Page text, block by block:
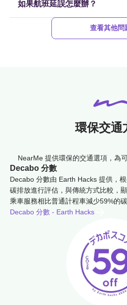
外，總長度超過200厘米的行李不
免費攜帶一件，第二件及以上需額
如果航班延誤怎麼辦？
因為有其他乘客，也無法等候。但
消費是免費的。
詳情請查看這裡
查看其他問
環保交通
NearMe 提供環保的交通選項，為
Decabo 分數
Decabo 分數由 Earth Hacks 提供，
碳排放進行評估，與傳統方式比較，
乘車服務相比普通計程車減少59%的碳
Decabo 分數 - Earth Hacks